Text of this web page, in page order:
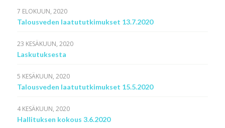
7 ELOKUUN, 2020
Talousveden laatututkimukset 13.7.2020
23 KESÄKUUN, 2020
Laskutuksesta
5 KESÄKUUN, 2020
Talousveden laatututkimukset 15.5.2020
4 KESÄKUUN, 2020
Hallituksen kokous 3.6.2020